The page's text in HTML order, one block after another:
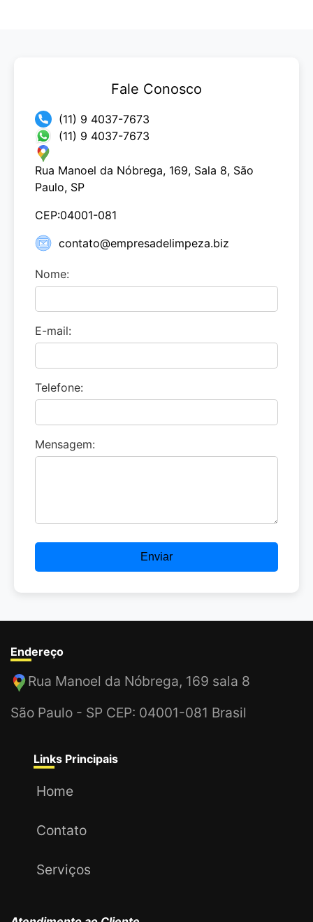
Fale Conosco
(11) 9 4037-7673
(11) 9 4037-7673
Rua Manoel da Nóbrega, 169, Sala 8, São
Paulo, SP
CEP:04001-081
contato@empresadelimpeza.biz
Nome:
E-mail:
Telefone:
Mensagem:
Enviar
Endereço
Rua Manoel da Nóbrega, 169 sala 8
São Paulo - SP CEP: 04001-081 Brasil
Links Principais
Home
Contato
Serviços